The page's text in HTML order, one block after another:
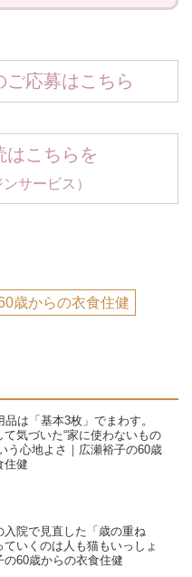
応募はこちら
はこちらを
サービス）
歳からの衣食住健
品は「基本3枚」でまわす。
て気づいた“家に使わないもの
う心地よさ｜広瀬裕子の60歳
住健
入院で見直した「歳の重ね
ていくのは人も猫もいっしょ
の60歳からの衣食住健